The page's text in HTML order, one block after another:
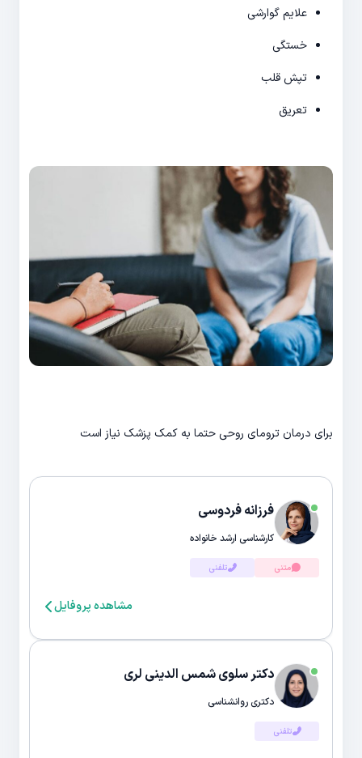
علایم گوارشی
خستگی
تپش قلب
تعریق
برای درمان ترومای روحی حتما به کمک پزشک نیاز است
فرزانه فردوسی
کارشناسی ارشد خانواده
متنی تلفنی
مشاهده پروفایل
دکتر سلوی شمس الدینی لری
دکتری روانشناسی
تلفنی